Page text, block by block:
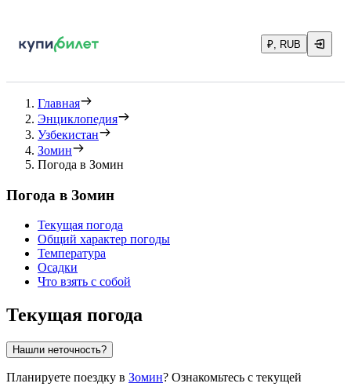
₽, RUB
Главная
Энциклопедия
Узбекистан
Зомин
Погода в Зомин
Погода в Зомин
Текущая погода
Общий характер погоды
Температура
Осадки
Что взять с собой
Текущая погода
Нашли неточность?
Планируете поездку в Зомин? Ознакомьтесь с текущей